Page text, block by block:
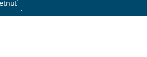
prevádzkuje spoločnosť Lentiamo s.r.o., Česká